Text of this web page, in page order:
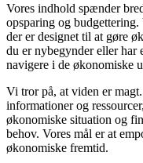
Vores indhold spænder
opsparing og
der er designet til at gøre
du er nybegynder eller
navigere i de økonomiske
Vi tror på, at viden er
informationer og
økonomiske situation og
behov. Vores mål er at
økonomiske fremtid.